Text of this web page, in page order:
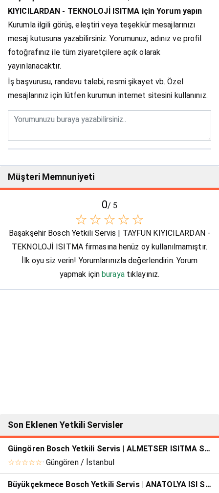
KIYICILARDAN - TEKNOLOJİ ISITMA için Yorum yapın
Kurumla ilgili görüş, eleştiri veya teşekkür mesajlarınızı
mesaj kutusuna yazabilirsiniz. Yorumunuz, adınız ve profil
fotoğrafınız ile tüm ziyaretçilere açık olarak
yayınlanacaktır.
İş başvurusu, randevu talebi, resmi şikayet vb. Özel
mesajlarınız için lütfen kurumun internet sitesini kullanınız.
Müşteri Memnuniyeti
0/ 5
☆
☆
☆
☆
☆
Başakşehir Bosch Yetkili Servis | TAYFUN KIYICILARDAN -
TEKNOLOJİ ISITMA firmasına henüz oy kullanılmamıştır.
İlk oyu siz verin! Yorumlarınızla değerlendirin. Yorum
yapmak içinburayatıklayınız.
Son Eklenen Yetkili Servisler
Güngören Bosch Yetkili Servis | ALMETSER ISITMA SOĞUTMA İHRC.
☆☆☆☆☆· Güngören / İstanbul
Büyükçekmece Bosch Yetkili Servis | ANATOLYA ISI SİST.